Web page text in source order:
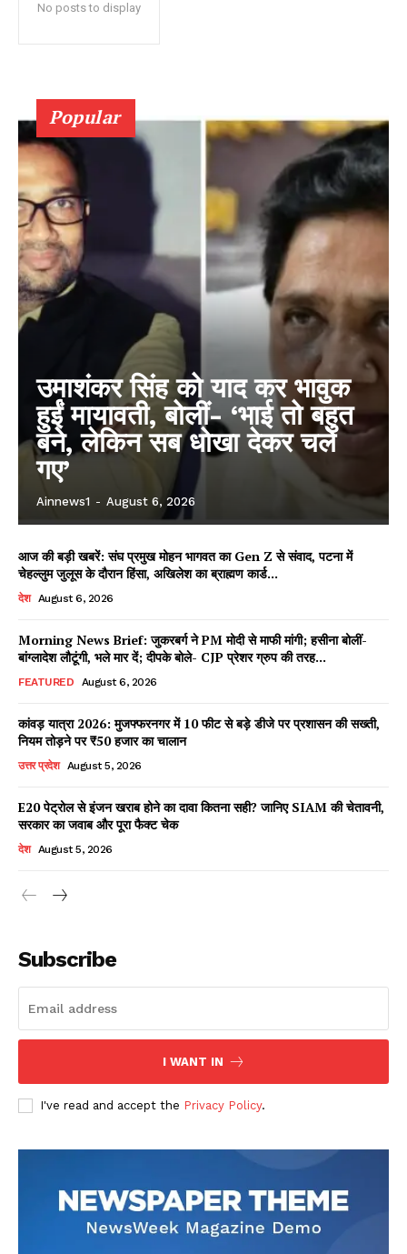
Facebook
X WhatsApp
Share
Read Latest News on AIN
DOWNLOAD NOW
No posts to display
Popular
उमाशंकर सिंह को याद कर भावुक
हुईं मायावती, बोलीं- ‘भाई तो बहुत
बने, लेकिन सब धोखा देकर चले
गए’
Ainnews1 - August 6, 2026
आज की बड़ी खबरें: संघ प्रमुख मोहन भागवत का Gen Z से संवाद, पटना में
चेहल्लुम जुलूस के दौरान हिंसा, अखिलेश का ब्राह्मण कार्ड...
देश August 6, 2026
Morning News Brief: जुकरबर्ग ने PM मोदी से माफी मांगी; हसीना बोलीं-
बांग्लादेश लौटूंगी, भले मार दें; दीपके बोले- CJP प्रेशर ग्रुप की तरह...
FEATURED August 6, 2026
कांवड़ यात्रा 2026: मुजफ्फरनगर में 10 फीट से बड़े डीजे पर प्रशासन की सख्ती,
नियम तोड़ने पर ₹50 हजार का चालान
उत्तर प्रदेश August 5, 2026
E20 पेट्रोल से इंजन खराब होने का दावा कितना सही? जानिए SIAM की चेतावनी,
सरकार का जवाब और पूरा फैक्ट चेक
देश August 5, 2026
Subscribe
I WANT IN
I've read and accept the Privacy Policy.